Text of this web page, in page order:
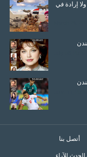
إرادة في
أتصل بنا
الحدث للآراء